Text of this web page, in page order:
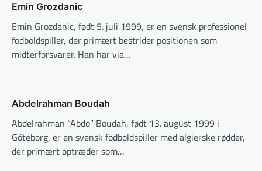
Emin Grozdanic
Emin Grozdanic, født 5. juli 1999, er en svensk professionel
fodboldspiller, der primært bestrider positionen som
midterforsvarer. Han har via…
Abdelrahman Boudah
Abdelrahman “Abdo” Boudah, født 13. august 1999 i
Göteborg, er en svensk fodboldspiller med algierske rødder,
der primært optræder som…